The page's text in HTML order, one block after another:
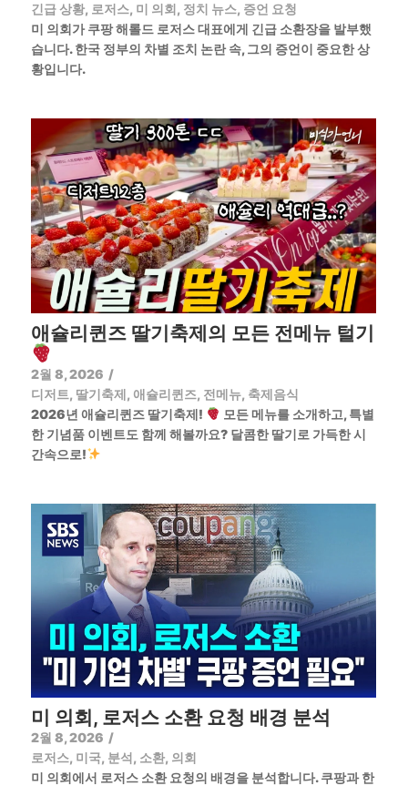
긴급 상황, 로저스, 미 의회, 정치 뉴스, 증언 요청
미 의회가 쿠팡 해롤드 로저스 대표에게 긴급 소환장을 발부했
습니다. 한국 정부의 차별 조치 논란 속, 그의 증언이 중요한 상
황입니다.
애슐리퀸즈 딸기축제의 모든 전메뉴 털기
2월 8, 2026 /
디저트, 딸기축제, 애슐리퀸즈, 전메뉴, 축제음식
2026년 애슐리퀸즈 딸기축제!
모든 메뉴를 소개하고, 특별
한 기념품 이벤트도 함께 해볼까요? 달콤한 딸기로 가득한 시
간속으로!
미 의회, 로저스 소환 요청 배경 분석
2월 8, 2026 /
로저스, 미국, 분석, 소환, 의회
미 의회에서 로저스 소환 요청의 배경을 분석합니다. 쿠팡과 한